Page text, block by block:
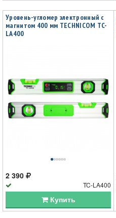
Уровень-угломер электронный с
магнитом 400 мм TECHNICOM TC-
LA400
2 390
TC-LA400
Купить